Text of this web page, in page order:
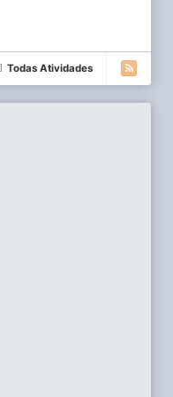
Todas Atividades